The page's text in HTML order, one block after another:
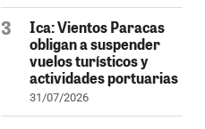
Ica: Vientos Paracas
obligan a suspender
vuelos turísticos y
actividades portuarias
31/07/2026